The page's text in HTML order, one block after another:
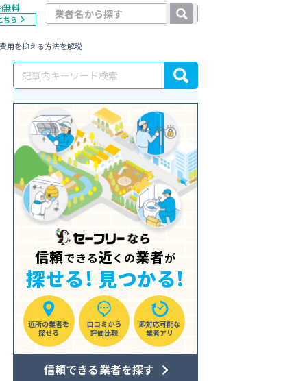
無料
ちら
用を抑える方法を解説
信頼できる近くの業者が
探せる! 見つかる!
近所の業者を
探せる
口コミから
評価比較
即対応可能な
業者アリ
信頼できる業者を探す